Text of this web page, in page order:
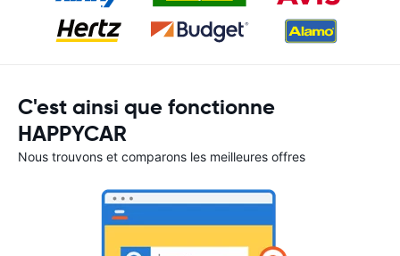
C'est ainsi que fonctionne
HAPPYCAR
Nous trouvons et comparons les meilleures offres